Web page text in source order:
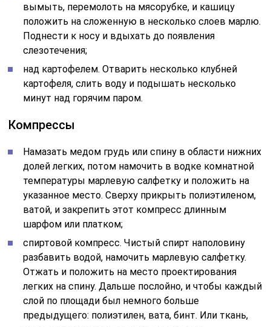
вымыть, перемолоть на мясорубке, и кашицу
положить на сложенную в несколько слоев марлю.
Поднести к носу и вдыхать до появления
слезотечения;
над картофелем. Отварить несколько клубней
картофеля, слить воду и подышать несколько
минут над горячим паром.
Компрессы
Намазать медом грудь или спину в области нижних
долей легких, потом намочить в водке комнатной
температуры марлевую салфетку и положить на
указанное место. Сверху прикрыть полиэтиленом,
ватой, и закрепить этот компресс длинным
шарфом или платком;
спиртовой компресс. Чистый спирт наполовину
разбавить водой, намочить марлевую салфетку.
Отжать и положить на место проектирования
легких на спину. Дальше послойно, и чтобы каждый
слой по площади был немного больше
предыдущего: полиэтилен, вата, бинт. Или ткань,